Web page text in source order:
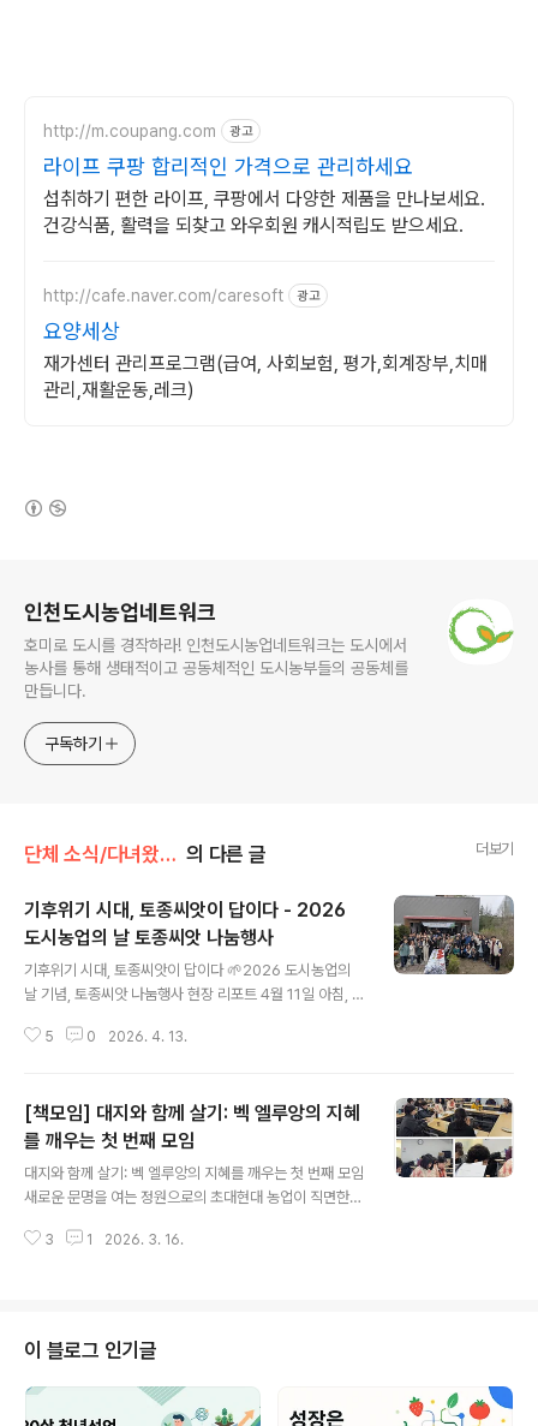
http://m.coupang.com 광고
라이프 쿠팡 합리적인 가격으로 관리하세요
섭취하기 편한 라이프, 쿠팡에서 다양한 제품을 만나보세요.
건강식품, 활력을 되찾고 와우회원 캐시적립도 받으세요.
http://cafe.naver.com/caresoft 광고
요양세상
재가센터 관리프로그램(급여, 사회보험, 평가,회계장부,치매
관리,재활운동,레크)
인천도시농업네트워크
호미로 도시를 경작하라! 인천도시농업네트워크는 도시에서
농사를 통해 생태적이고 공동체적인 도시농부들의 공동체를
만듭니다.
구독하기
단체 소식/다녀왔습니다 의 다른 글 더보기
기후위기 시대, 토종씨앗이 답이다 - 2026
도시농업의 날 토종씨앗 나눔행사
기후위기 시대, 토종씨앗이 답이다 🌱2026 도시농업의
날 기념, 토종씨앗 나눔행사 현장 리포트 4월 11일 아침, 인
였습니다. 손에는 빈 봉투를 하나씩 들고서요. 창밖엔 봄볕
에 너무 취약합니다."'토종으로 만나는 도시농부'라는 슬로
건 아래 열린 이번 행사. 단순한 씨앗 나눔 행사가 아니었습
니다. 기후 격변의 시대를 살아가는 우리가 농업의 미래를
어디서 찾아야 하는지, 그 근본적인 질문을 던지는 자리였
습니다. 지금 우리 농업, 어떻게 무너지고 있나기후위기가
농업을 위협한다는 말, 추상적으로 들릴 수 있습니다. 하지
5 0 2026. 4. 13.
[책모임] 대지와 함께 살기: 벡 엘루앙의 지혜
를 깨우는 첫 번째 모임
대지와 함께 살기: 벡 엘루앙의 지혜를 깨우는 첫 번째 모임
새로운 문명을 여는 정원으로의 초대현대 농업이 직면한
작은 농장 ‘벡 엘루앙(Bec Hellouin)’이 던지는 메시지는
업이 붕괴의 전조를 보이는 이 시점에서, 벡 엘루앙의 사례
는 인류의 지속 가능한 생존을 위한 정교한 ‘생존 전략’으로
서 의미가 있습니다.우리가 『대지와 함께 살기(Vivre ave
c la Terre)』라는 방대한 매뉴얼을 펼쳐 든 이유는 바로
3 1 2026. 3. 16.
이 블로그 인기글